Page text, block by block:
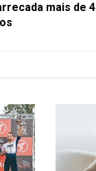
mais de 4